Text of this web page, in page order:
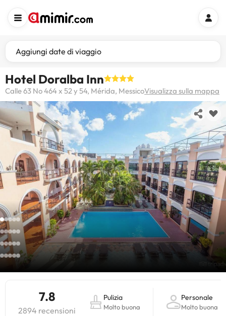
Aggiungi date di viaggio
Hotel Doralba Inn
Calle 63 No 464 x 52 y 54, Mérida, MessicoVisualizza sulla mappa
7.8
2894 recensioni
Pulizia
Molto buona
Personale
Molto buona